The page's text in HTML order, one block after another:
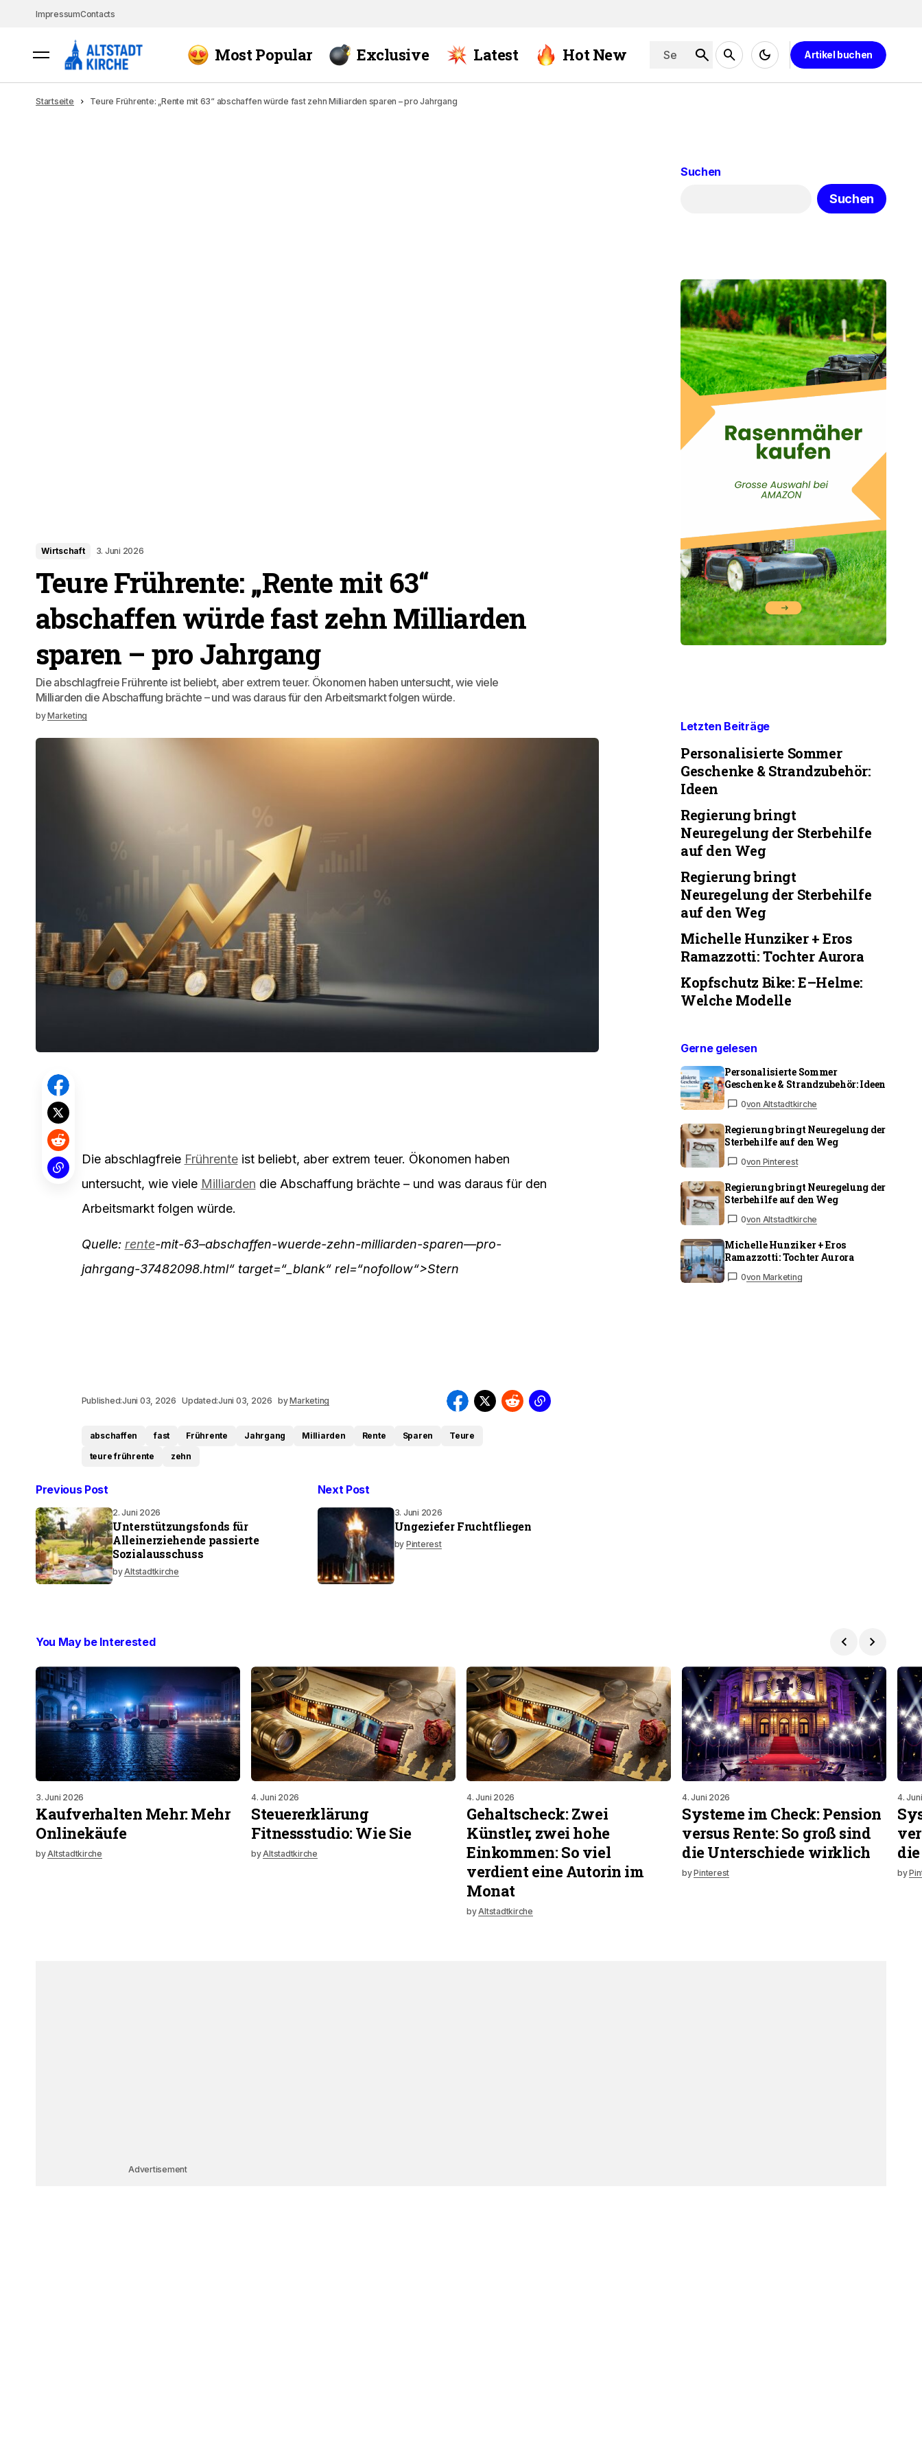
ImpressumContacts
Most Popular Exclusive Latest Hot New Artikel buchen
Startseite Teure Frührente: „Rente mit 63“ abschaffen würde fast zehn Milliarden sparen – pro Jahrgang
Wirtschaft 3. Juni 2026
Teure Frührente: „Rente mit 63“
abschaffen würde fast zehn Milliarden
sparen – pro Jahrgang
Die abschlagfreie Frührente ist beliebt, aber extrem teuer. Ökonomen haben untersucht, wie viele
Milliarden die Abschaffung brächte – und was daraus für den Arbeitsmarkt folgen würde.
byMarketing
Die abschlagfreie Frührenteist beliebt, aber extrem teuer. Ökonomen haben
untersucht, wie viele Milliarden die Abschaffung brächte – und was daraus für den
Arbeitsmarkt folgen würde.
Quelle: rente-mit-63–abschaffen-wuerde-zehn-milliarden-sparen—pro-
jahrgang-37482098.html“ target=“_blank“ rel=“nofollow“>Stern
Published:Juni 03, 2026 Updated:Juni 03, 2026 byMarketing
abschaffen fast Frührente Jahrgang Milliarden Rente Sparen
Teure
teure frührente
zehn
Previous Post
2. Juni 2026
Unterstützungsfonds für
Alleinerziehende passierte
Sozialausschuss
byAltstadtkirche
Next Post
3. Juni 2026
Ungeziefer Fruchtfliegen
by Pinterest
Suchen
Suchen
Letzten Beiträge
Personalisierte Sommer
Geschenke & Strandzubehör:
Ideen
Regierung bringt
Neuregelung der Sterbehilfe
auf den Weg
Regierung bringt
Neuregelung der Sterbehilfe
auf den Weg
Michelle Hunziker + Eros
Ramazzotti: Tochter Aurora
Kopfschutz Bike: E–Helme:
Welche Modelle
Gerne gelesen
Personalisierte Sommer
Geschenke & Strandzubehör: Ideen
0von Altstadtkirche
Regierung bringt Neuregelung der
Sterbehilfe auf den Weg
0von Pinterest
Regierung bringt Neuregelung der
Sterbehilfe auf den Weg
0von Altstadtkirche
Michelle Hunziker + Eros
Ramazzotti: Tochter Aurora
0von Marketing
You May be Interested
3. Juni 2026
Kaufverhalten Mehr: Mehr
Onlinekäufe
byAltstadtkirche
4. Juni 2026
Steuererklärung
Fitnessstudio: Wie Sie
byAltstadtkirche
4. Juni 2026
Gehaltscheck: Zwei
Künstler, zwei hohe
Einkommen: So viel
verdient eine Autorin im
Monat
byAltstadtkirche
4. Juni 2026
Systeme im Check: Pension
versus Rente: So groß sind
die Unterschiede wirklich
byPinterest
4.
by
Advertisement